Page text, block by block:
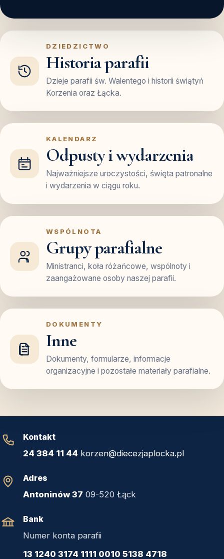
DZIEDZICTWO
Historia parafii
Dzieje parafii św. Walentego i historii świątyń
Korzenia oraz Łącka.
KALENDARZ
Odpusty i wydarzenia
Najważniejsze uroczystości, święta patronalne
i wydarzenia w ciągu roku.
WSPÓLNOTA
Grupy parafialne
Ministranci, koła różańcowe, wspólnoty i
zaangażowane osoby naszej parafii.
DOKUMENTY
Inne
Dokumenty, formularze, informacje
organizacyjne i pozostałe materiały parafialne.
Kontakt
24 384 11 44 korzen@diecezjaplocka.pl
Bank
Numer konta parafii
13 1240 3174 1111 0010 5138 4718
Adres
Antoninów 37 09-520 Łąck